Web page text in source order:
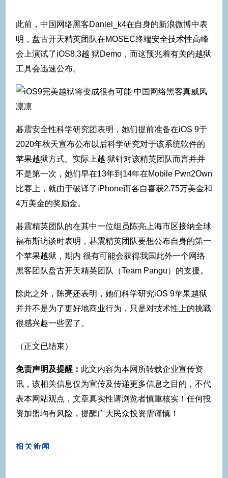
此前，中国网络黑客Daniel_k4在自身的新浪微博中表
明，盘古开天精英团队在MOSEC终端安全技术性高峰
会上演试了iOS8.3越 狱Demo，而这预兆着有关的越狱
工具会迅速公布。
碁震安全性科学研究团表明，她们提前准备在iOS 9于
2020年秋天宣布公布以后科学研究对于该系统软件的
苹果越狱方式。实际上越 狱针对该精英团队而言并并
不是第一次，她们早在13年到14年在Mobile Pwn2Own
比赛上，就由于破译了iPhone而各自喜获2.75万美金和
4万美金的奖励金。
碁震精英团队的在其中一位组员陈亮上海市区接纳全球
福布斯访谈时表明，碁震精英团队要想公布自身的第一
个苹果越狱，期内 很有可能会获得我国此外一个网络
黑客团队盘古开天精英团队（Team Pangu）的支援。
除此之外，陈亮还表明，她们科学研究iOS 9苹果越狱
并并不是为了更好地商业行为，只是对技术性上的挑戰
很感兴趣一些罢了。
（正文已结束）
免责声明及提醒： 此文内容为本网所转载企业宣传资
讯，该相关信息仅为宣传及传递更多信息之目的，不代
表本网站观点，文章真实性请浏览者慎重核实！任何投
资加盟均有风险，提醒广大民众投资需谨慎！